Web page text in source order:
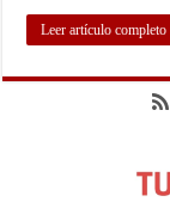
Leer artículo completo